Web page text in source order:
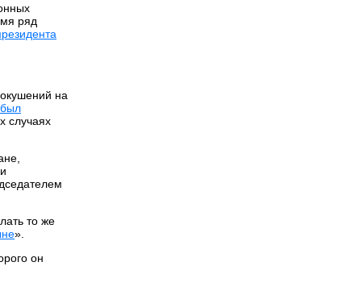
ряд
на
случаях
то же
».
он